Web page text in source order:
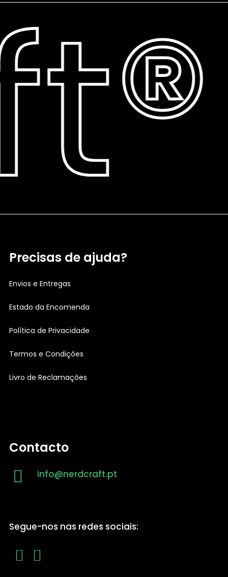
Precisas de ajuda?
Envios e Entregas
Estado da Encomenda
Política de Privacidade
Termos e Condições
Livro de Reclamações
Contacto
info@nerdcraft.pt
Segue-nos nas redes sociais: